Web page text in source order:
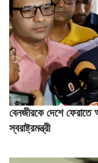
বেনজীরকে দেশে ফেরাতে
স্বরাষ্ট্রমন্ত্রী